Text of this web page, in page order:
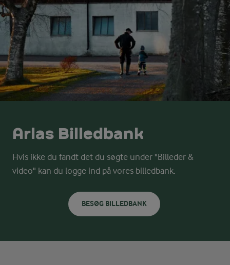
Arlas Billedbank
Hvis ikke du fandt det du søgte under "Billeder &
video" kan du logge ind på vores billedbank.
BESØG BILLEDBANK